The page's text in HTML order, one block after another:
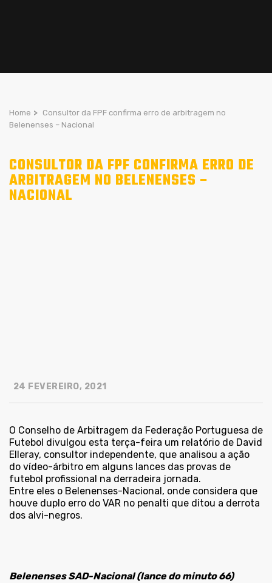
Home > Consultor da FPF confirma erro de arbitragem no
Belenenses – Nacional
CONSULTOR DA FPF CONFIRMA ERRO DE
ARBITRAGEM NO BELENENSES –
NACIONAL
24 FEVEREIRO, 2021
O Conselho de Arbitragem da Federação Portuguesa de
Futebol divulgou esta terça-feira um relatório de David
Elleray, consultor independente, que analisou a ação
do vídeo-árbitro em alguns lances das provas de
futebol profissional na derradeira jornada.
Entre eles o Belenenses-Nacional, onde considera que
houve duplo erro do VAR no penalti que ditou a derrota
dos alvi-negros.
Belenenses SAD-Nacional (lance do minuto 66)